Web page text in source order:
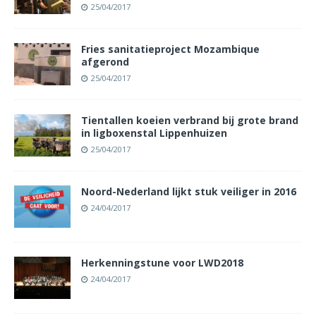
25/04/2017
Fries sanitatieproject Mozambique
afgerond
25/04/2017
Tientallen koeien verbrand bij grote brand
in ligboxenstal Lippenhuizen
25/04/2017
Noord-Nederland lijkt stuk veiliger in 2016
24/04/2017
Herkenningstune voor LWD2018
24/04/2017